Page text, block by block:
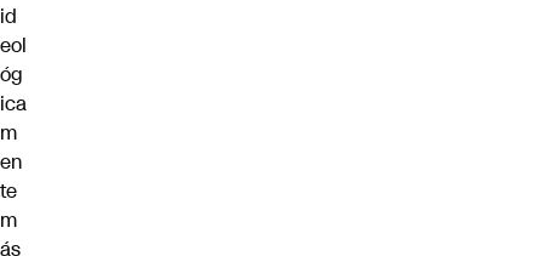
id
eol
óg
ica
m
en
te
m
ás